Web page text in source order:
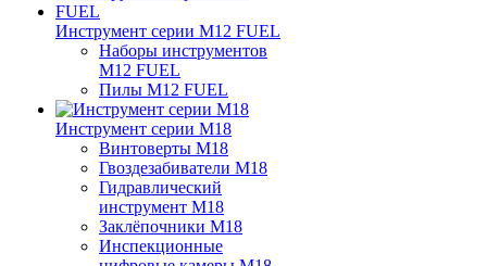
Инструмент серии M12 FUEL
Наборы инструментов
M12 FUEL
Пилы M12 FUEL
Инструмент серии M18
Винтоверты M18
Гвоздезабиватели M18
Гидравлический
инструмент M18
Заклёпочники M18
Инспекционные